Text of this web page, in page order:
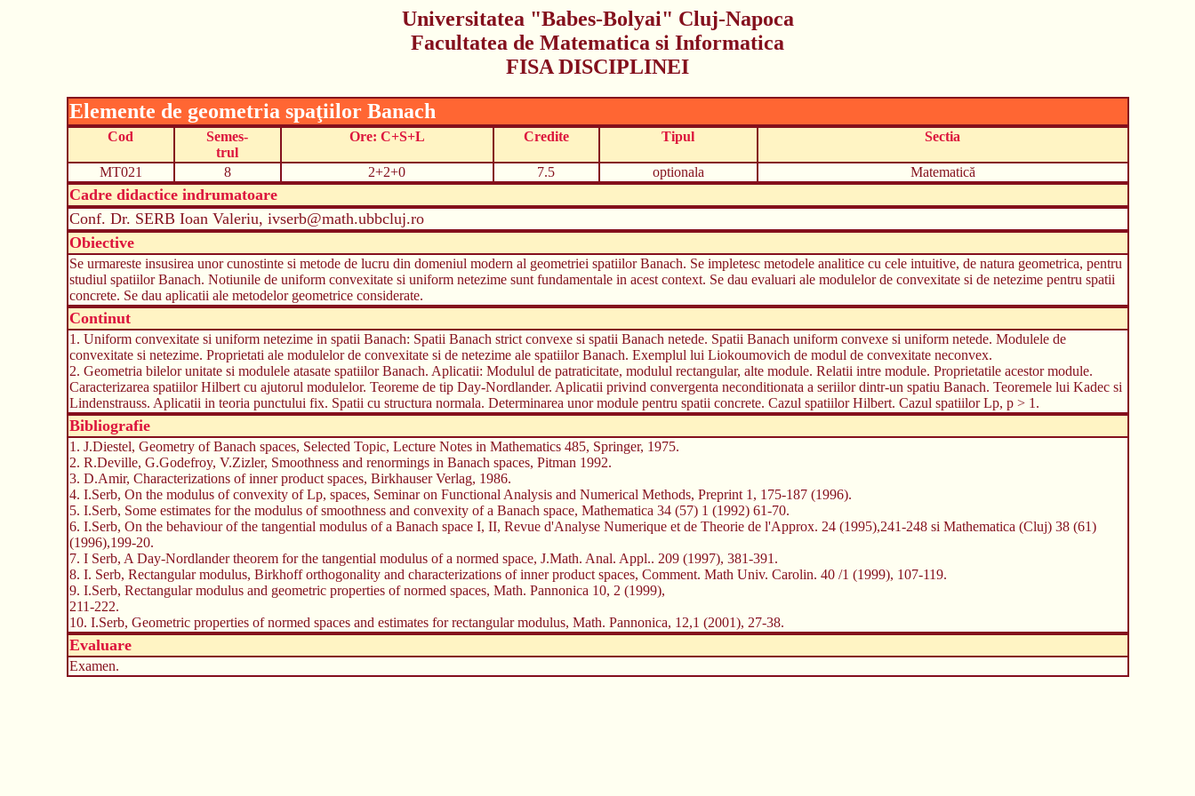
Universitatea "Babes-Bolyai" Cluj-Napoca
Facultatea de Matematica si Informatica
FISA DISCIPLINEI
Elemente de geometria spaţiilor Banach
Cod
Semes-
trul
Ore: C+S+L Credite Tipul Sectia
MT021 8 2+2+0 7.5 optionala Matematică
Cadre didactice indrumatoare
Conf. Dr. SERB Ioan Valeriu, ivserb@math.ubbcluj.ro
Obiective
Se urmareste insusirea unor cunostinte si metode de lucru din domeniul modern al geometriei spatiilor Banach. Se impletesc metodele analitice cu cele intuitive, de natura geometrica, pentru
studiul spatiilor Banach. Notiunile de uniform convexitate si uniform netezime sunt fundamentale in acest context. Se dau evaluari ale modulelor de convexitate si de netezime pentru spatii
concrete. Se dau aplicatii ale metodelor geometrice considerate.
Continut
1. Uniform convexitate si uniform netezime in spatii Banach: Spatii Banach strict convexe si spatii Banach netede. Spatii Banach uniform convexe si uniform netede. Modulele de
convexitate si netezime. Proprietati ale modulelor de convexitate si de netezime ale spatiilor Banach. Exemplul lui Liokoumovich de modul de convexitate neconvex.
2. Geometria bilelor unitate si modulele atasate spatiilor Banach. Aplicatii: Modulul de patraticitate, modulul rectangular, alte module. Relatii intre module. Proprietatile acestor module.
Caracterizarea spatiilor Hilbert cu ajutorul modulelor. Teoreme de tip Day-Nordlander. Aplicatii privind convergenta neconditionata a seriilor dintr-un spatiu Banach. Teoremele lui Kadec si
Lindenstrauss. Aplicatii in teoria punctului fix. Spatii cu structura normala. Determinarea unor module pentru spatii concrete. Cazul spatiilor Hilbert. Cazul spatiilor Lp, p > 1.
Bibliografie
1. J.Diestel, Geometry of Banach spaces, Selected Topic, Lecture Notes in Mathematics 485, Springer, 1975.
2. R.Deville, G.Godefroy, V.Zizler, Smoothness and renormings in Banach spaces, Pitman 1992.
3. D.Amir, Characterizations of inner product spaces, Birkhauser Verlag, 1986.
4. I.Serb, On the modulus of convexity of Lp, spaces, Seminar on Functional Analysis and Numerical Methods, Preprint 1, 175-187 (1996).
5. I.Serb, Some estimates for the modulus of smoothness and convexity of a Banach space, Mathematica 34 (57) 1 (1992) 61-70.
6. I.Serb, On the behaviour of the tangential modulus of a Banach space I, II, Revue d'Analyse Numerique et de Theorie de l'Approx. 24 (1995),241-248 si Mathematica (Cluj) 38 (61)
(1996),199-20.
7. I Serb, A Day-Nordlander theorem for the tangential modulus of a normed space, J.Math. Anal. Appl.. 209 (1997), 381-391.
8. I. Serb, Rectangular modulus, Birkhoff orthogonality and characterizations of inner product spaces, Comment. Math Univ. Carolin. 40 /1 (1999), 107-119.
9. I.Serb, Rectangular modulus and geometric properties of normed spaces, Math. Pannonica 10, 2 (1999),
211-222.
10. I.Serb, Geometric properties of normed spaces and estimates for rectangular modulus, Math. Pannonica, 12,1 (2001), 27-38.
Evaluare
Examen.